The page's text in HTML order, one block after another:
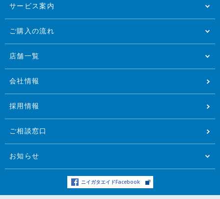
サービス案内
ご購入の流れ
店舗一覧
会社情報
採用情報
ご相談窓口
お知らせ
ニイガタエイドFacebook